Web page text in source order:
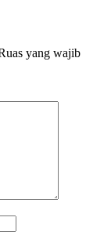
yang wajib